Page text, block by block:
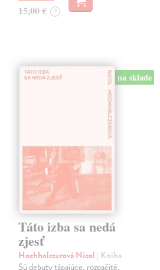
15,00 € ?
na sklade
Táto izba sa nedá
zjesť
Hochholczerová Nicol | Kniha
Sú debuty tápajúce, rozpačité,